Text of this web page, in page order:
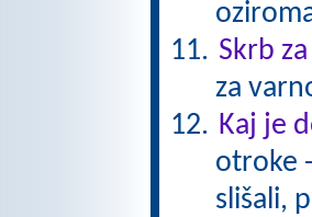
Skrb
za
Kaj je
otroke
slišali,